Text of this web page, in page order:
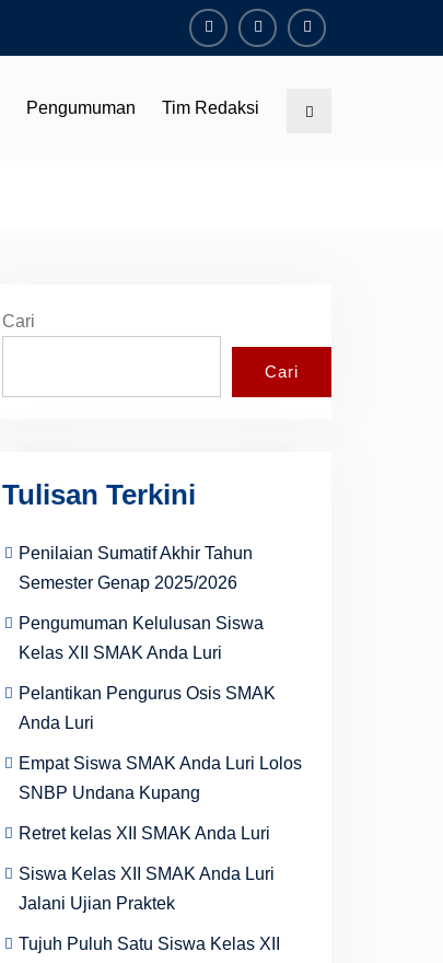
FacebookYoutubeInstagram
Pengumuman Tim Redaksi Search
Cari
Cari
Tulisan Terkini
Penilaian Sumatif Akhir Tahun
Semester Genap 2025/2026
Pengumuman Kelulusan Siswa
Kelas XII SMAK Anda Luri
Pelantikan Pengurus Osis SMAK
Anda Luri
Empat Siswa SMAK Anda Luri Lolos
SNBP Undana Kupang
Retret kelas XII SMAK Anda Luri
Siswa Kelas XII SMAK Anda Luri
Jalani Ujian Praktek
Tujuh Puluh Satu Siswa Kelas XII